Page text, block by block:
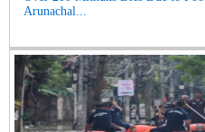
Arunachal...